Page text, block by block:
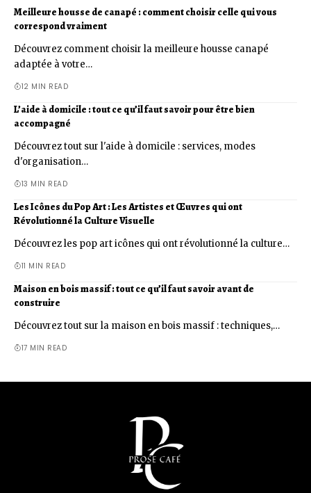
Meilleure housse de canapé : comment choisir celle qui vous
correspond vraiment
Découvrez comment choisir la meilleure housse canapé
adaptée à votre…
12 MIN READ
L’aide à domicile : tout ce qu’il faut savoir pour être bien
accompagné
Découvrez tout sur l'aide à domicile : services, modes
d'organisation…
13 MIN READ
Les Icônes du Pop Art : Les Artistes et Œuvres qui ont
Révolutionné la Culture Visuelle
Découvrez les pop art icônes qui ont révolutionné la culture…
11 MIN READ
Maison en bois massif : tout ce qu’il faut savoir avant de
construire
Découvrez tout sur la maison en bois massif : techniques,…
17 MIN READ